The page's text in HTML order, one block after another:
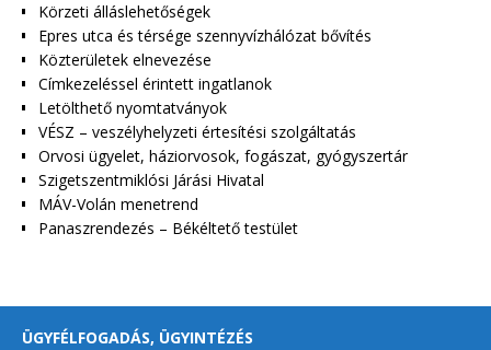
Körzeti álláslehetőségek
Epres utca és térsége szennyvízhálózat bővítés
Közterületek elnevezése
Címkezeléssel érintett ingatlanok
Letölthető nyomtatványok
VÉSZ – veszélyhelyzeti értesítési szolgáltatás
Orvosi ügyelet, háziorvosok, fogászat, gyógyszertár
Szigetszentmiklósi Járási Hivatal
MÁV-Volán menetrend
Panaszrendezés – Békéltető testület
ÜGYFÉLFOGADÁS, ÜGYINTÉZÉS